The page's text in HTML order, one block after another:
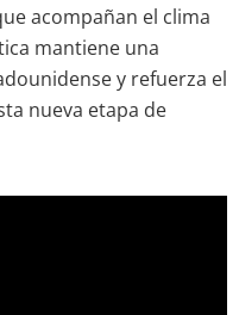
acompañan el clima
mantiene una
y refuerza el
nueva etapa de